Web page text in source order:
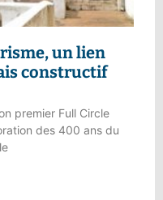
un lien
constructif
premier Full Circle
des 400 ans du